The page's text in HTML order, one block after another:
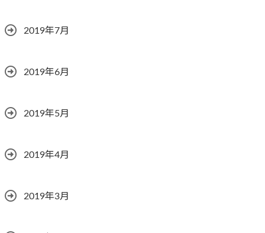
2019年7月
2019年6月
2019年5月
2019年4月
2019年3月